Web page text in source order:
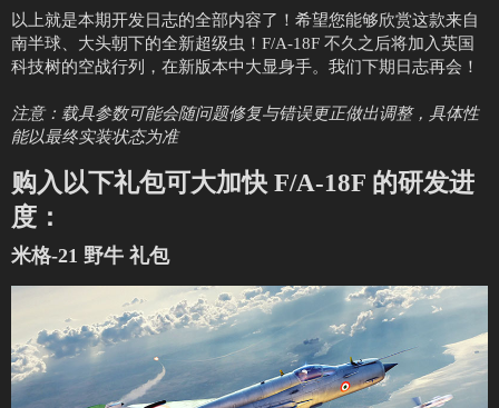
以上就是本期开发日志的全部内容了！希望您能够欣赏这款来自
南半球、大头朝下的全新超级虫！F/A-18F 不久之后将加入英国
科技树的空战行列，在新版本中大显身手。我们下期日志再会！
注意：载具参数可能会随问题修复与错误更正做出调整，具体性
能以最终实装状态为准
购入以下礼包可大加快 F/A-18F 的研发进
度：
米格-21 野牛 礼包